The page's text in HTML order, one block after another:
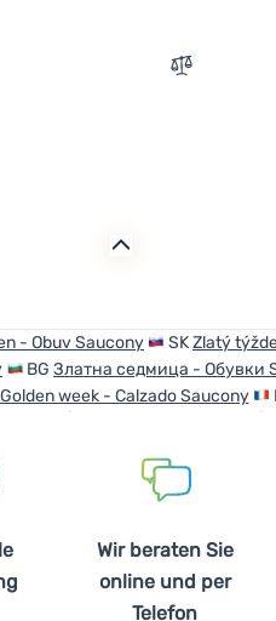
Zum
- Obuv Saucony SKZlatý
BG Златна седмица - Обувки
Golden week - Calzado Saucony
Wir beraten Sie
online und per
Telefon